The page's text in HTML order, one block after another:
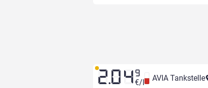
2.04 9
€/l AVIA Tankstelle